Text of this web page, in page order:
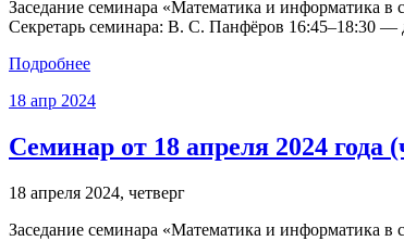
Заседание семинара «Математика и информатика
Секретарь семинара: В. С. Панфёров 16:45–18:30
Подробнее
18 апр 2024
Семинар от 18 апреля 2024 года
18 апреля 2024, четверг
Заседание семинара «Математика и информатика